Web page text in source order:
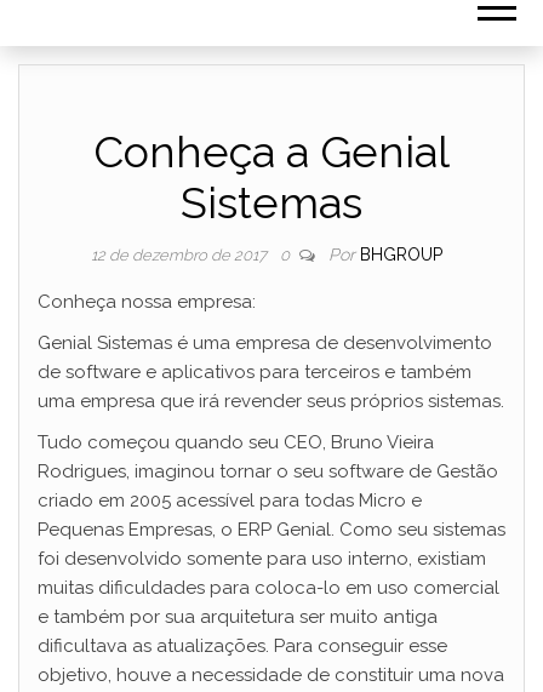
Conheça a Genial
Sistemas
12 de dezembro de 2017 0 Por BHGROUP
Conheça nossa empresa:
Genial Sistemas é uma empresa de desenvolvimento
de software e aplicativos para terceiros e também
uma empresa que irá revender seus próprios sistemas.
Tudo começou quando seu CEO, Bruno Vieira
Rodrigues, imaginou tornar o seu software de Gestão
criado em 2005 acessível para todas Micro e
Pequenas Empresas, o ERP Genial. Como seu sistemas
foi desenvolvido somente para uso interno, existiam
muitas dificuldades para coloca-lo em uso comercial
e também por sua arquitetura ser muito antiga
dificultava as atualizações. Para conseguir esse
objetivo, houve a necessidade de constituir uma nova